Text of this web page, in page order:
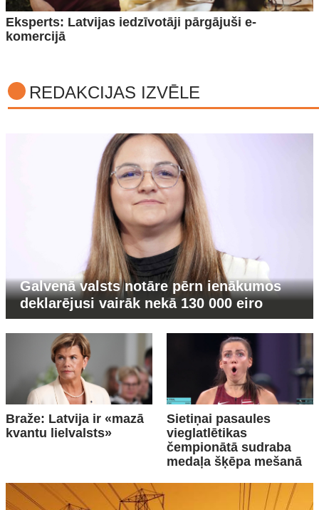
Eksperts: Latvijas iedzīvotāji pārgājuši e-
komercijā
REDAKCIJAS IZVĒLE
Galvenā valsts notāre pērn ienākumos
deklarējusi vairāk nekā 130 000 eiro
Braže: Latvija ir «mazā
kvantu lielvalsts»
Sietiņai pasaules
vieglatlētikas
čempionātā sudraba
medaļa šķēpa mešanā